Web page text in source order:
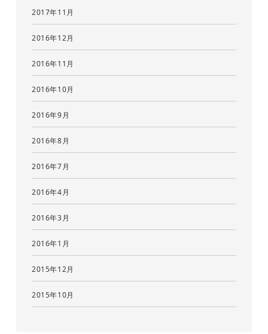
2017年11月
2016年12月
2016年11月
2016年10月
2016年9月
2016年8月
2016年7月
2016年4月
2016年3月
2016年1月
2015年12月
2015年10月